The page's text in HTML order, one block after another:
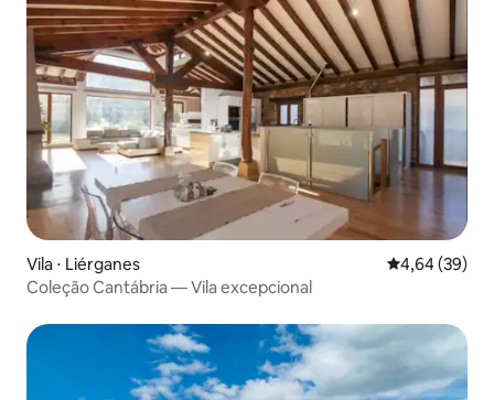
Vila ⋅ Liérganes 4,64 de uma
4,64 (39)
Coleção Cantábria — Vila excepcional